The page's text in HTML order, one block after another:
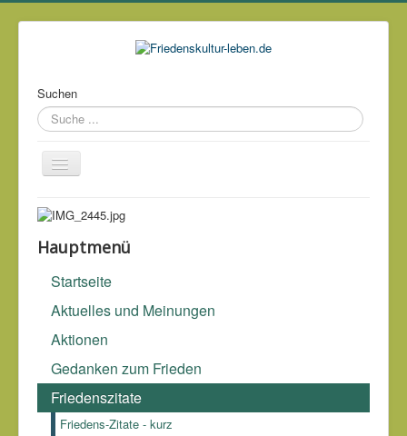
Suchen
Über mich
Kontakt
Links
Archiv
Eine freie Gesellschaft ohne soziale Verantwortung ist
mörderisch.
Burkhard Hirsch (*1930)
Hauptmenü
Startseite
Aktuelles und Meinungen
Aktionen
Gedanken zum Frieden
Friedenszitate
Friedens-Zitate - kurz